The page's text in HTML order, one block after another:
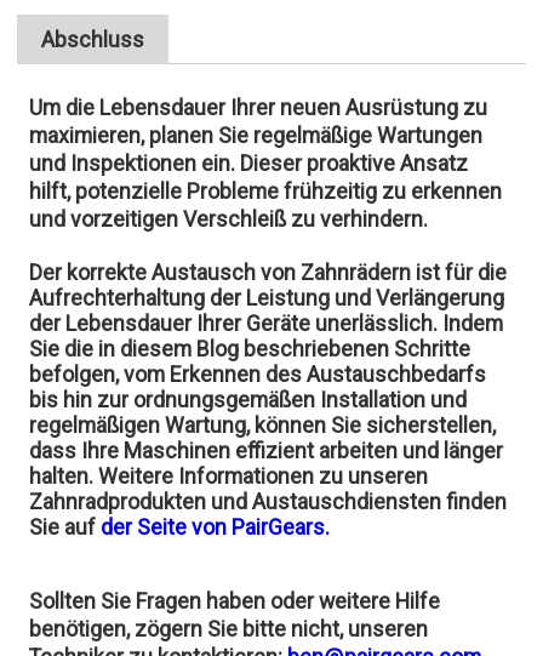
Abschluss
Um die Lebensdauer Ihrer neuen Ausrüstung zu
maximieren, planen Sie regelmäßige Wartungen
und Inspektionen ein. Dieser proaktive Ansatz
hilft, potenzielle Probleme frühzeitig zu erkennen
und vorzeitigen Verschleiß zu verhindern.
Der korrekte Austausch von Zahnrädern ist für die
Aufrechterhaltung der Leistung und Verlängerung
der Lebensdauer Ihrer Geräte unerlässlich. Indem
Sie die in diesem Blog beschriebenen Schritte
befolgen, vom Erkennen des Austauschbedarfs
bis hin zur ordnungsgemäßen Installation und
regelmäßigen Wartung, können Sie sicherstellen,
dass Ihre Maschinen effizient arbeiten und länger
halten. Weitere Informationen zu unseren
Zahnradprodukten und Austauschdiensten finden
Sie auf der Seite von PairGears.
Sollten Sie Fragen haben oder weitere Hilfe
benötigen, zögern Sie bitte nicht, unseren